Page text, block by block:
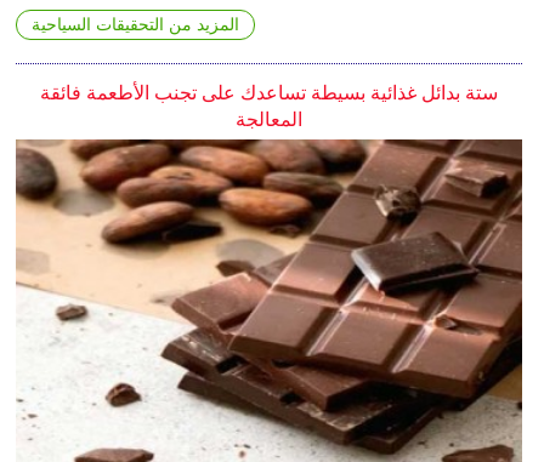
المزيد من التحقيقات السياحية
ستة بدائل غذائية بسيطة تساعدك على تجنب الأطعمة فائقة
المعالجة